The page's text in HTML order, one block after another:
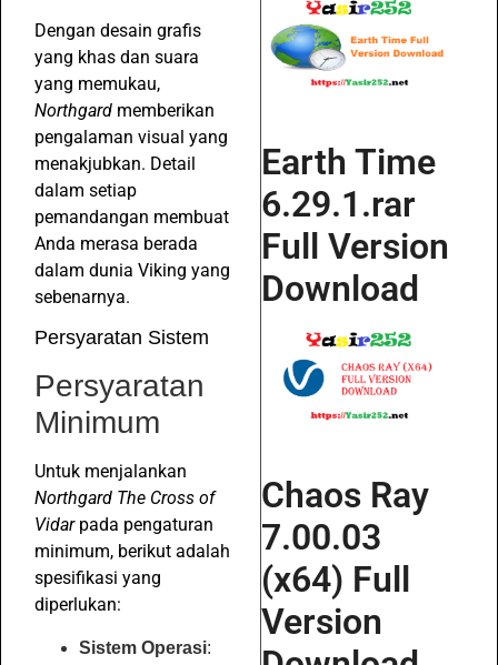
Dengan desain grafis
yang khas dan suara
yang memukau,
Northgard memberikan
pengalaman visual yang
menakjubkan. Detail
dalam setiap
pemandangan membuat
Anda merasa berada
dalam dunia Viking yang
sebenarnya.
Persyaratan Sistem
Persyaratan
Minimum
Untuk menjalankan
Northgard The Cross of
Vidarpada pengaturan
minimum, berikut adalah
spesifikasi yang
diperlukan:
Sistem Operasi:
Earth Time
6.29.1.rar
Full Version
Download
Chaos Ray
7.00.03
(x64) Full
Version